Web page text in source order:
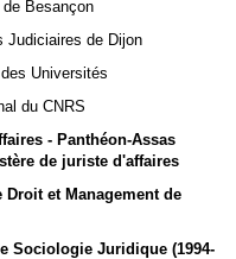
Besançon
Judiciaires de Dijon
Universités
du CNRS
- Panthéon-Assas
de juriste d'affaires
et Management de
Sociologie Juridique (1994-